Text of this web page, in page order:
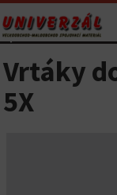
Vrtáky
5X